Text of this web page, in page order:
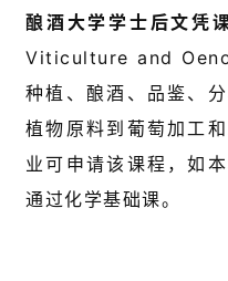
酿酒大学学士后文凭
Viticulture and
种植、酿酒、品鉴、
植物原料到葡萄加工
业可申请该课程，如
通过化学基础课。